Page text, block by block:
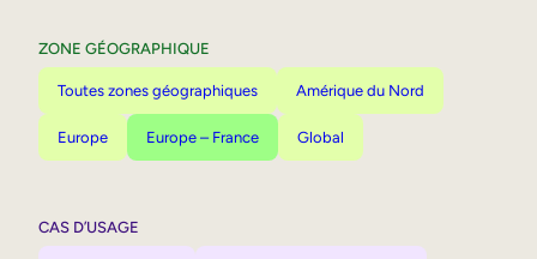
ZONE GÉOGRAPHIQUE
Toutes zones géographiques Amérique du Nord
Europe Europe – France Global
CAS D’USAGE